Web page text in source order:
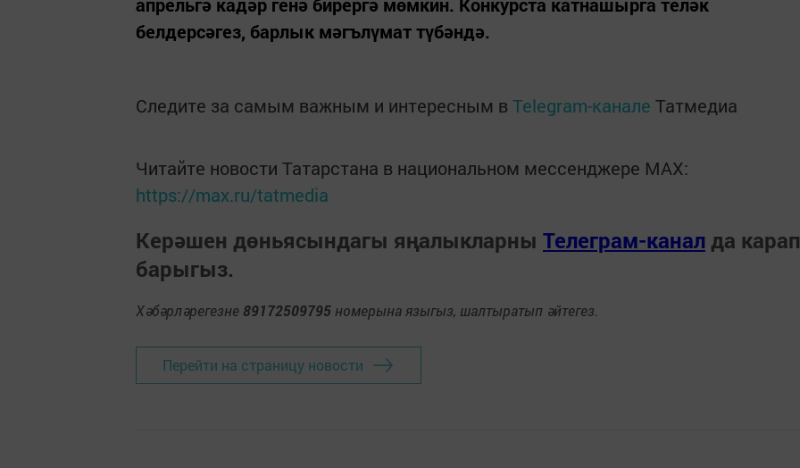
белдерсәгез, барлык мәгълүмат түбәндә.
Следите за самым важным и интересным в Telegram-канале Татмедиа
Читайте новости Татарстана в национальном мессенджере MАХ:
https://max.ru/tatmedia
Керәшен дөньясындагы яңалыкларны Телеграм-канал да карап
барыгыз.
Хәбәрләрегезне 89172509795 номерына языгыз, шалтыратып әйтегез.
Перейти на страницу новости